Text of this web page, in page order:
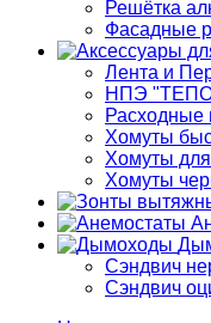
Решётка
Фасадные
Лента и
НПЭ
Расходные
Хомуты
Хомуты
Хомуты
Сэндвич
Сэндвич